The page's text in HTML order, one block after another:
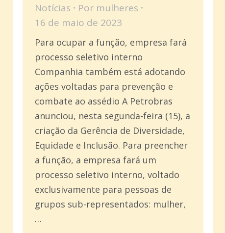
Notícias Por mulheres
16 de maio de 2023
Para ocupar a função, empresa fará
processo seletivo interno
Companhia também está adotando
ações voltadas para prevenção e
combate ao assédio A Petrobras
anunciou, nesta segunda-feira (15), a
criação da Gerência de Diversidade,
Equidade e Inclusão. Para preencher
a função, a empresa fará um
processo seletivo interno, voltado
exclusivamente para pessoas de
grupos sub-representados: mulher,
…